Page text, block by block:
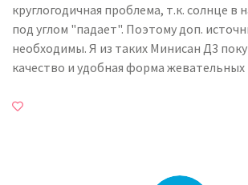
круглогодичная проблема, т.к. солнце в
под углом "падает". Поэтому доп.
необходимы. Я из таких Минисан Д3
качество и удобная форма жевательных